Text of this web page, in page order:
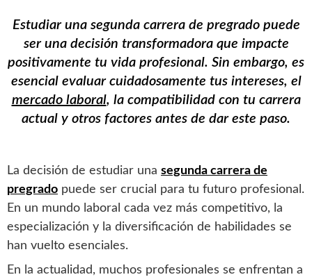
Estudiar una segunda carrera de pregrado puede
ser una decisión transformadora que impacte
positivamente tu vida profesional. Sin embargo, es
esencial evaluar cuidadosamente tus intereses, el
mercado laboral, la compatibilidad con tu carrera
actual y otros factores antes de dar este paso.
La decisión de estudiar una segunda carrera de
pregrado puede ser crucial para tu futuro profesional.
En un mundo laboral cada vez más competitivo, la
especialización y la diversificación de habilidades se
han vuelto esenciales.
En la actualidad, muchos profesionales se enfrentan a